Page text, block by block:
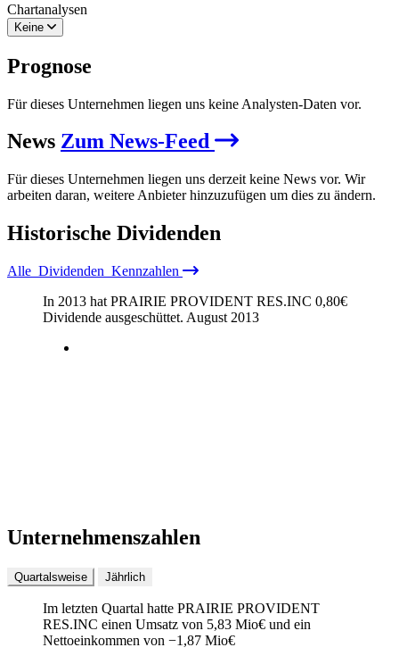
Chartanalysen
Keine
Prognose
Für dieses Unternehmen liegen uns keine Analysten-Daten vor.
News Zum News-Feed
Für dieses Unternehmen liegen uns derzeit keine News vor. Wir
arbeiten daran, weitere Anbieter hinzuzufügen um dies zu ändern.
Historische Dividenden
Alle Dividenden Kennzahlen
In 2013 hat PRAIRIE PROVIDENT RES.INC 0,80€
Dividende ausgeschüttet. August 2013
Unternehmenszahlen
Quartalsweise Jährlich
Im letzten Quartal hatte PRAIRIE PROVIDENT
RES.INC einen Umsatz von 5,83 Mio€ und ein
Nettoeinkommen von −1,87 Mio€